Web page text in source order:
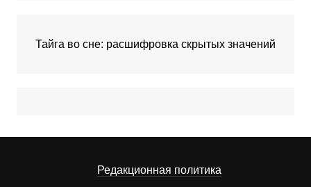
Тайга во сне: расшифровка скрытых значений
Редакционная политика